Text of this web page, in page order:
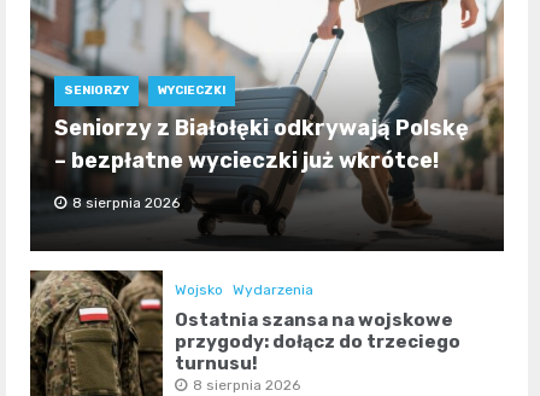
SENIORZY WYCIECZKI
Seniorzy z Białołęki odkrywają Polskę
– bezpłatne wycieczki już wkrótce!
8 sierpnia 2026
Wojsko Wydarzenia
Ostatnia szansa na wojskowe
przygody: dołącz do trzeciego
turnusu!
8 sierpnia 2026